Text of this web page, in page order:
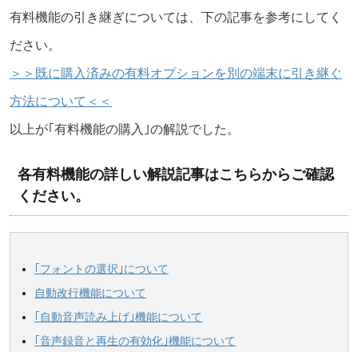
有料機能の引き継ぎについては、下の記事を参考にしてく
ださい。
＞＞既に購入済みの有料オプションを別の端末に引き継ぐ
方法について＜＜
以上が｢有料機能の購入｣の解説でした。
各有料機能の詳しい解説記事はこちらからご確認
ください。
｢フォントの選択｣について
自動改行機能について
｢自動音声読み上げ｣機能について
｢音声録音と再生の有効化｣機能について